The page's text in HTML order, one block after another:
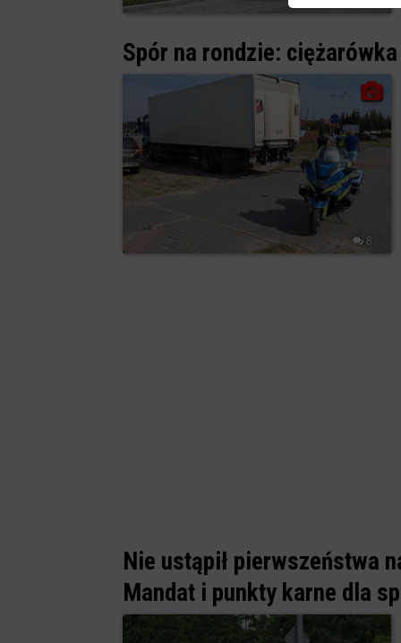
Spór na rondzie:
8
Nie ustąpił pierwszeństwa
Mandat i punkty karne dla